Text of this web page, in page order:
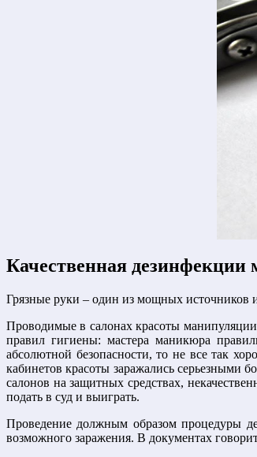
Качественная дезинфекции
Грязные руки – один из мощных источников
Проводимые в салонах красоты
правил гигиены: мастера маникюра
абсолютной безопасности, то не все так
кабинетов красоты заражались серьезными
салонов на защитных средствах,
подать в суд и выиграть.
Проведение должным образом процедуры
возможного заражения. В документах